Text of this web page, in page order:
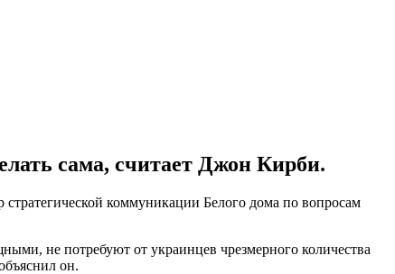
сама, считает Джон Кирби.
стратегической коммуникации Белого дома по вопросам
не потребуют от украинцев чрезмерного количества
он.